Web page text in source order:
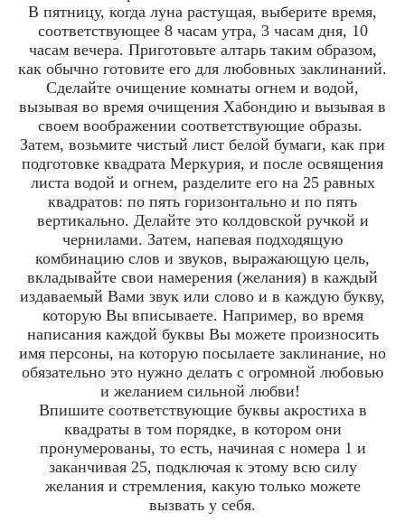
В пятницу, когда луна растущая, выберите время,
соответствующее 8 часам утра, 3 часам дня, 10
часам вечера. Приготовьте алтарь таким образом,
как обычно готовите его для любовных заклинаний.
Сделайте очищение комнаты огнем и водой,
вызывая во время очищения Хабондию и вызывая в
своем воображении соответствующие образы.
Затем, возьмите чистый лист белой бумаги, как при
подготовке квадрата Меркурия, и после освящения
листа водой и огнем, разделите его на 25 равных
квадратов: по пять горизонтально и по пять
вертикально. Делайте это колдовской ручкой и
чернилами. Затем, напевая подходящую
комбинацию слов и звуков, выражающую цель,
вкладывайте свои намерения (желания) в каждый
издаваемый Вами звук или слово и в каждую букву,
которую Вы вписываете. Например, во время
написания каждой буквы Вы можете произносить
имя персоны, на которую посылаете заклинание, но
обязательно это нужно делать с огромной любовью
и желанием сильной любви!
Впишите соответствующие буквы акростиха в
квадраты в том порядке, в котором они
пронумерованы, то есть, начиная с номера 1 и
заканчивая 25, подключая к этому всю силу
желания и стремления, какую только можете
вызвать у себя.